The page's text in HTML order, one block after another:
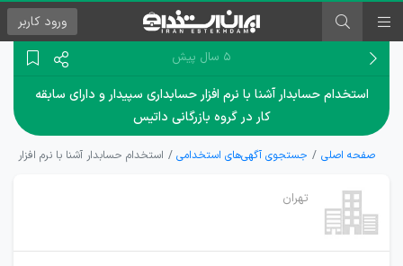
ورود کاربر
۵ سال پیش
استخدام حسابدار آشنا با نرم افزار حسابداری سپیدار و دارای سابقه
کار در گروه بازرگانی داتیس
صفحه اصلی جستجوی آگهی‌های استخدامی استخدام حسابدار آشنا با نرم افزار
تهران